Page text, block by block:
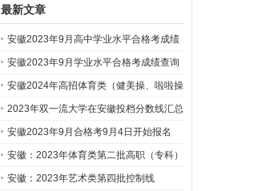
最新文章
安徽2023年9月高中学业水平合格考成绩
查
安徽2023年9月学业水平合格考成绩查询
入
安徽2024年高招体育类（健美操、啦啦操
方
2023年双一流大学在安徽投档分数线汇总
安徽2023年9月合格考9月4日开始报名
安徽：2023年体育类第二批高职（专科）
控
安徽：2023年艺术类第四批控制线